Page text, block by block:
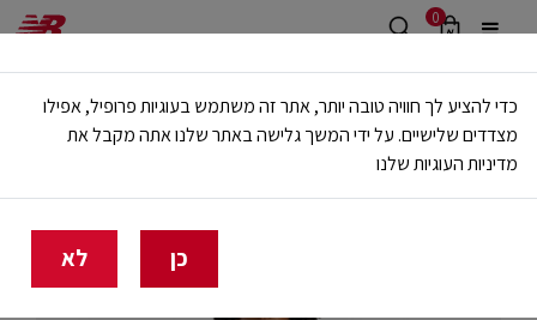
0
משלוח חינם מעל 499 ש"ח
🔥 20% הנחה על כל הביגוד באתר ובחנויות - לזמן מוגבל
בית נשים בגדים ג'קטים
כדי להציע לך חוויה טובה יותר, אתר זה משתמש בעוגיות פרופיל, אפילו
מצדדים שלישיים. על ידי המשך גלישה באתר שלנו אתה מקבל את
מדיניות העוגיות שלנו
כן לא